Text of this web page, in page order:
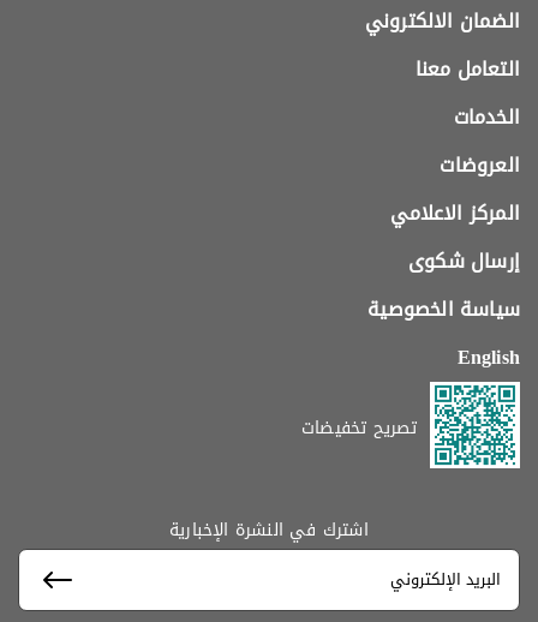
الضمان الالكتروني
التعامل معنا
الخدمات
العروضات
المركز الاعلامي
إرسال شكوى
سياسة الخصوصية
English
تصريح تخفيضات
اشترك في النشرة الإخبارية